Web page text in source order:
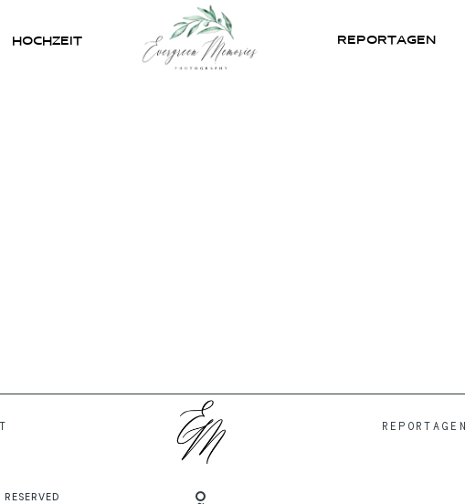
REPORTAGEN
HOCHZEIT
REPORTAGEN